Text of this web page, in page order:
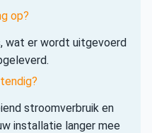
op?
wat er wordt uitgevoerd
stroomverbruik en
installatie langer mee